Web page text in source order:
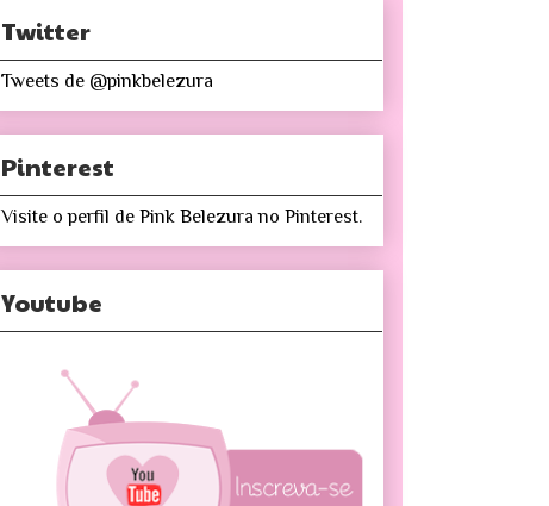
Twitter
Tweets de @pinkbelezura
Pinterest
Visite o perfil de Pink Belezura no Pinterest.
Youtube